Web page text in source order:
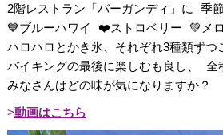
2階レストラン「バーガンディ」に 季
💙ブルーハワイ ❤️ストロベリー 💚メ
ハロハロとかき氷、それぞれ3種類ずつ
バイキングの最後に楽しむも良し、 全
みなさんはどの味が気になりますか？
動画はこちら